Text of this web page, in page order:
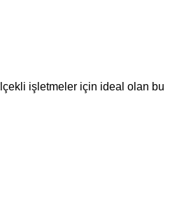
işletmeler için ideal olan bu